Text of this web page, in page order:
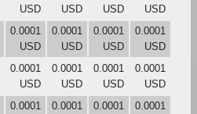
USD
USD
USD
USD
0.0001
USD
0.0001
USD
0.0001
USD
0.0001
USD
0.0001
USD
0.0001
USD
0.0001
USD
0.0001
USD
0.0001
0.0001
0.0001
0.0001